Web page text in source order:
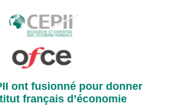
ont fusionné pour donner
français d’économie